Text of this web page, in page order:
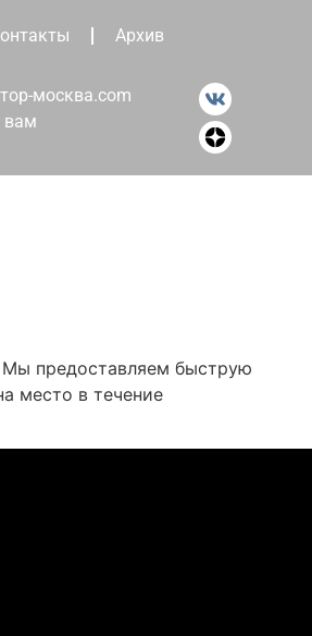
Архив
москва.com
вам
Мы предоставляем быструю
место в течение